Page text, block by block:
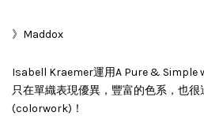
》Maddox
Isabell Kraemer運用A Pure & Simple
只在單織表現優異，豐富的色系，也
(colorwork)！